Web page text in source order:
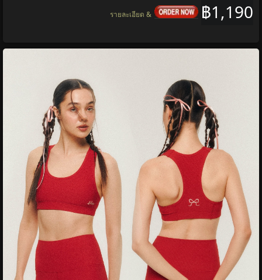
฿1,190
รายละเอียด &